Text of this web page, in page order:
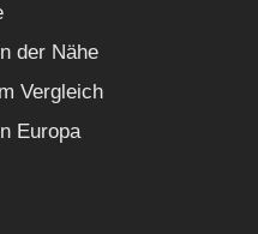
der Nähe
Vergleich
Europa